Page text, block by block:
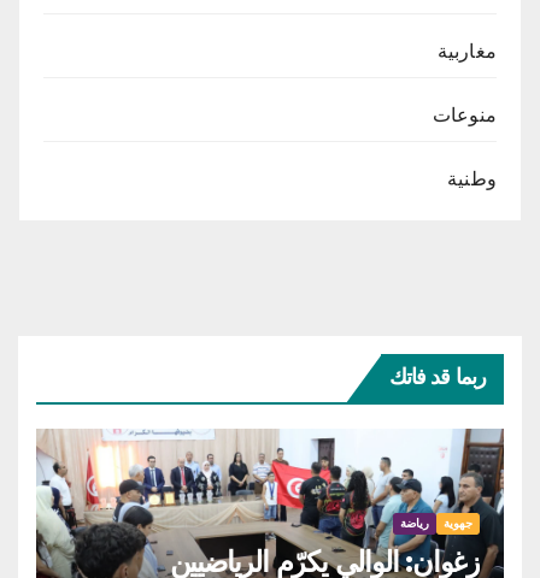
مغاربية
منوعات
وطنية
ربما قد فاتك
جهوية رياضة
زغوان: الوالي يكرّم الرياضيين